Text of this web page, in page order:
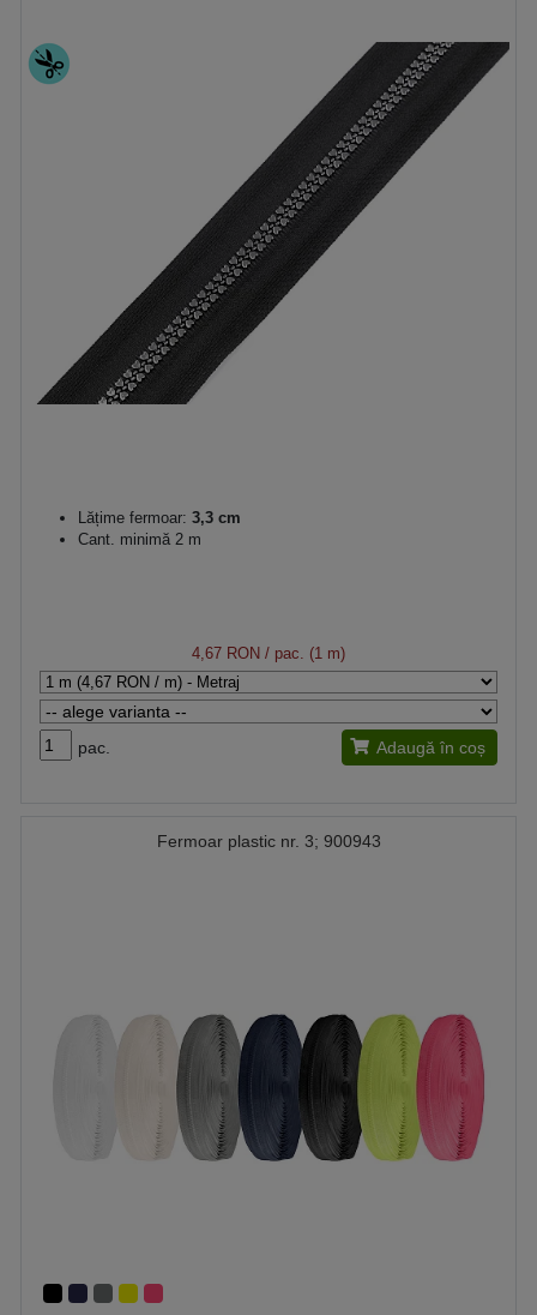
Lățime fermoar: 3,3 cm
Cant. minimă 2 m
4,67 RON / pac. (1 m)
pac. Adaugă în coș
Fermoar plastic nr. 3; 900943